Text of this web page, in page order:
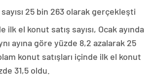
25 bin 263 olarak gerçekleşti
ilk el konut satış sayısı, Ocak ayında
ayına göre yüzde 8,2 azalarak 25
konut satışları içinde ilk el konut
31,5 oldu.